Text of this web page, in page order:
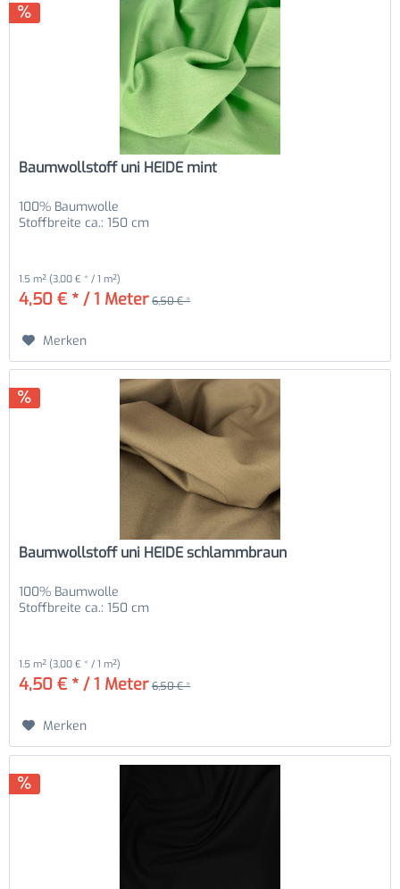
Baumwollstoff uni HEIDE mint
100% Baumwolle
Stoffbreite ca.: 150 cm
1.5 m² (3,00 € * / 1 m²)
4,50 € * / 1 Meter 6,50 € *
Merken
Baumwollstoff uni HEIDE schlammbraun
100% Baumwolle
Stoffbreite ca.: 150 cm
1.5 m² (3,00 € * / 1 m²)
4,50 € * / 1 Meter 6,50 € *
Merken